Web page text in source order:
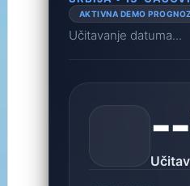
AKTIVNA DEMO
Učitavanje datuma...